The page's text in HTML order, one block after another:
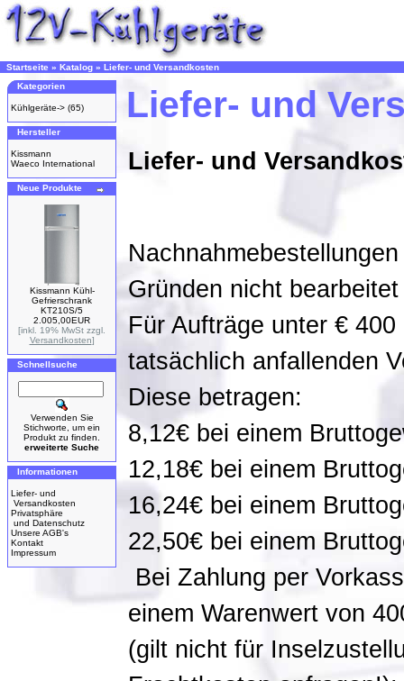
Startseite » Katalog » Liefer- und Versandkosten
Kategorien
Kühlgeräte-> (65)
Hersteller
Kissmann
Waeco International
Neue Produkte
Kissmann Kühl-
Gefrierschrank
KT210S/5
2.005,00EUR
[inkl. 19% MwSt zzgl.
Versandkosten]
Schnellsuche
Verwenden Sie
Stichworte, um ein
Produkt zu finden.
erweiterte Suche
Informationen
Liefer- und
Versandkosten
Privatsphäre
und Datenschutz
Unsere AGB's
Kontakt
Impressum
Liefer- und
Liefer- und
Gründen nicht
Für Aufträge unter €
tatsächlich anfallenden
Diese betragen:
8,12€ bei einem
12,18€ bei einem
16,24€ bei einem
22,50€ bei einem
Bei Zahlung per
einem Warenwert von
(gilt nicht für